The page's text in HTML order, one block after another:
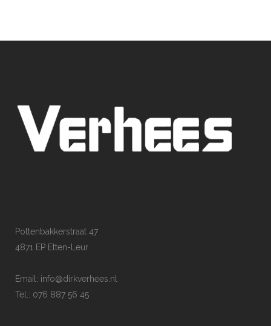
Pottenbakkerstraat 47
4871 EP Etten-Leur
Email: info@dirkverhees.nl
Tel.: 076 887 56 45